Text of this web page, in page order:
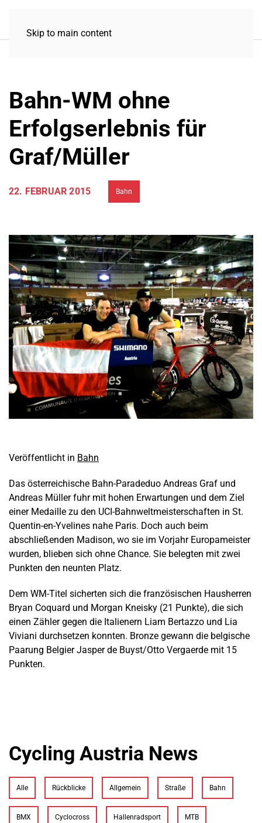
Skip to main content
Bahn-WM ohne
Erfolgserlebnis für
Graf/Müller
22. FEBRUAR 2015 Bahn
Veröffentlicht in Bahn
Das österreichische Bahn-Paradeduo Andreas Graf und
Andreas Müller fuhr mit hohen Erwartungen und dem Ziel
einer Medaille zu den UCI-Bahnweltmeisterschaften in St.
Quentin-en-Yvelines nahe Paris. Doch auch beim
abschließenden Madison, wo sie im Vorjahr Europameister
wurden, blieben sich ohne Chance. Sie belegten mit zwei
Punkten den neunten Platz.
Dem WM-Titel sicherten sich die französischen Hausherren
Bryan Coquard und Morgan Kneisky (21 Punkte), die sich
einen Zähler gegen die Italienern Liam Bertazzo und Lia
Viviani durchsetzen konnten. Bronze gewann die belgische
Paarung Belgier Jasper de Buyst/Otto Vergaerde mit 15
Punkten.
Cycling Austria News
Alle Rückblicke Allgemein Straße Bahn
BMX Cyclocross Hallenradsport MTB